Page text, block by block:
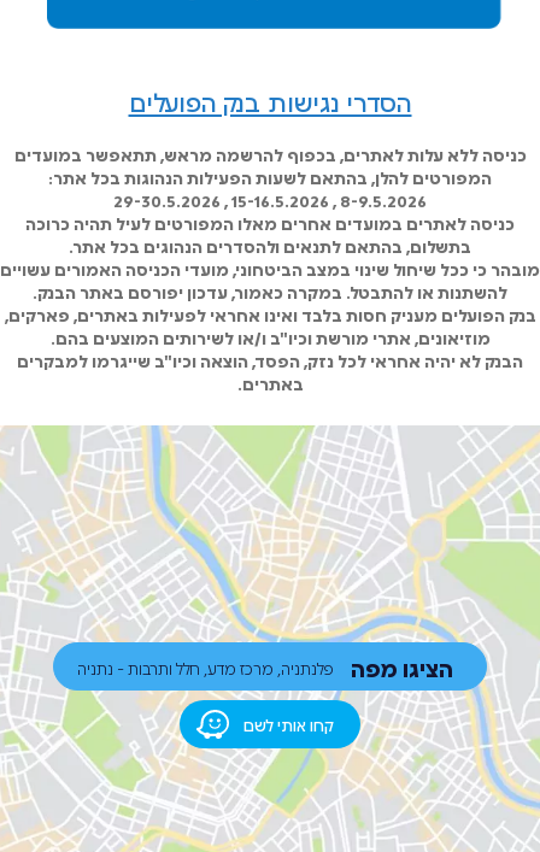
הסדרי נגישות בנק הפועלים
כניסה ללא עלות לאתרים, בכפוף להרשמה מראש, תתאפשר במועדים
המפורטים להלן, בהתאם לשעות הפעילות הנהוגות בכל אתר:
8-9.5.2026 , 15-16.5.2026 , 29-30.5.2026
כניסה לאתרים במועדים אחרים מאלו המפורטים לעיל תהיה כרוכה
בתשלום, בהתאם לתנאים ולהסדרים הנהוגים בכל אתר.
מובהר כי ככל שיחול שינוי במצב הביטחוני, מועדי הכניסה האמורים עשויים
להשתנות או להתבטל. במקרה כאמור, עדכון יפורסם באתר הבנק.
בנק הפועלים מעניק חסות בלבד ואינו אחראי לפעילות באתרים, פארקים,
מוזיאונים, אתרי מורשת וכיו"ב ו/או לשירותים המוצעים בהם.
הבנק לא יהיה אחראי לכל נזק, הפסד, הוצאה וכיו"ב שייגרמו למבקרים
באתרים.
קחו אותי לשם
הציגו מפה פלנתניה, מרכז מדע, חלל ותרבות - נתניה